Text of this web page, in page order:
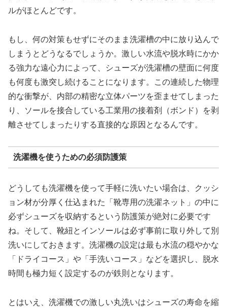
ルがほとんどです。
もし、何の対策もせずにそのまま洗濯槽の中に放り込んで
しまうとどうなるでしょうか。激しい水流や脱水時にかか
る強力な遠心力によって、シューズが洗濯槽の壁面に何度
も何度も激突し続けることになります。この連続した物理
的な衝撃が、内部の精密な立体パーツを歪ませてしまった
り、ソールを接合している工業用の接着剤（ボンド）を剥
離させてしまったりする直接的な原因となるんです。
洗濯機を使うための必須防護策
どうしても洗濯機を使って手軽に洗いたい場合は、クッシ
ョン材が分厚く仕込まれた「靴専用の洗濯ネット」の中に
必ずシューズを収納するという防護策が絶対に必要です
ね。そして、靴紐とインソールは必ず事前に取り外して別
洗いにしておきます。洗濯機の設定は最も水流の穏やかな
「ドライコース」や「手洗いコース」などを選択し、脱水
時間も極力短く設定するのが鉄則となります。
とはいえ、洗濯機での激しい丸洗いはシューズの寿命を縮